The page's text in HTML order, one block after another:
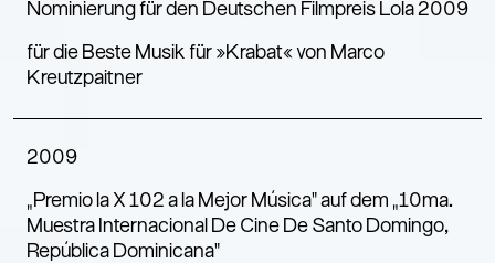
Nominierung für den Deutschen Filmpreis Lola 2009
für die Beste Musik für »Krabat« von Marco
Kreutzpaitner
2009
„Premio la X 102 a la Mejor Música“ auf dem „10ma.
Muestra Internacional De Cine De Santo Domingo,
República Dominicana“